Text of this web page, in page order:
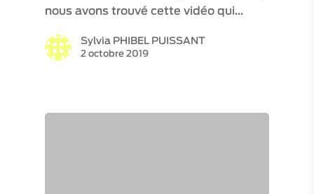
nous avons trouvé cette vidéo qui…
Sylvia PHIBEL PUISSANT
2 octobre 2019